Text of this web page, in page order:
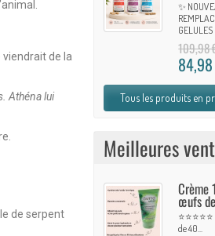
viendrait de la
Athéna lui
de serpent
✨
GELULES
109,98
Tous les produits en
Meilleures
Crème
œufs
de 40...